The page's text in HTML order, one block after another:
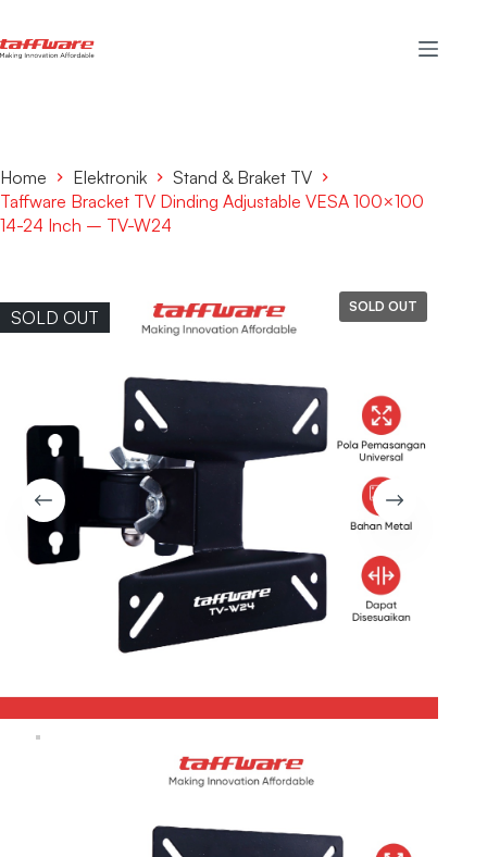
Home Elektronik
Stand & Braket TV
Taffware Bracket TV Dinding Adjustable VESA 100×100
14-24 Inch – TV-W24
SOLD OUT
SOLD OUT